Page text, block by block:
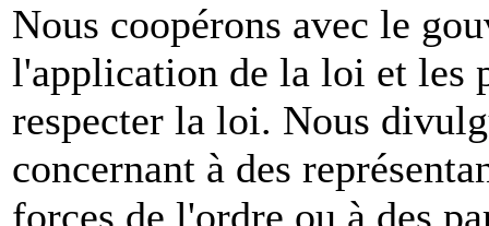
Nous coopérons avec le
l'application de la loi et les
respecter la loi. Nous
concernant à des
forces de l'ordre ou à des